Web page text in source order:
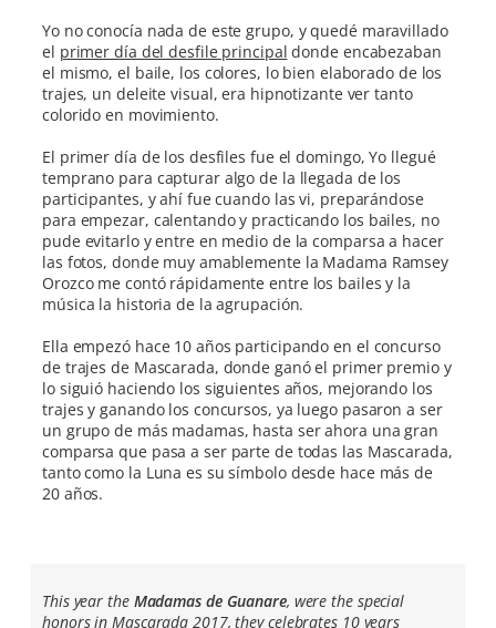
Yo no conocía nada de este grupo, y quedé maravillado
el primer día del desfile principal donde encabezaban
el mismo, el baile, los colores, lo bien elaborado de los
trajes, un deleite visual, era hipnotizante ver tanto
colorido en movimiento.
El primer día de los desfiles fue el domingo, Yo llegué
temprano para capturar algo de la llegada de los
participantes, y ahí fue cuando las vi, preparándose
para empezar, calentando y practicando los bailes, no
pude evitarlo y entre en medio de la comparsa a hacer
las fotos, donde muy amablemente la Madama Ramsey
Orozco me contó rápidamente entre los bailes y la
música la historia de la agrupación.
Ella empezó hace 10 años participando en el concurso
de trajes de Mascarada, donde ganó el primer premio y
lo siguió haciendo los siguientes años, mejorando los
trajes y ganando los concursos, ya luego pasaron a ser
un grupo de más madamas, hasta ser ahora una gran
comparsa que pasa a ser parte de todas las Mascarada,
tanto como la Luna es su símbolo desde hace más de
20 años.
This year the Madamas de Guanare, were the special
honors inMascarada 2017, they celebrates 10 years